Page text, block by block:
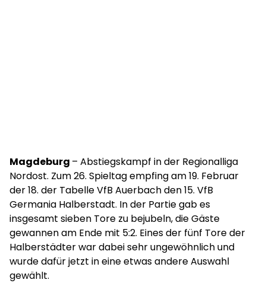
Magdeburg – Abstiegskampf in der Regionalliga
Nordost. Zum 26. Spieltag empfing am 19. Februar
der 18. der Tabelle VfB Auerbach den 15. VfB
Germania Halberstadt. In der Partie gab es
insgesamt sieben Tore zu bejubeln, die Gäste
gewannen am Ende mit 5:2. Eines der fünf Tore der
Halberstädter war dabei sehr ungewöhnlich und
wurde dafür jetzt in eine etwas andere Auswahl
gewählt.